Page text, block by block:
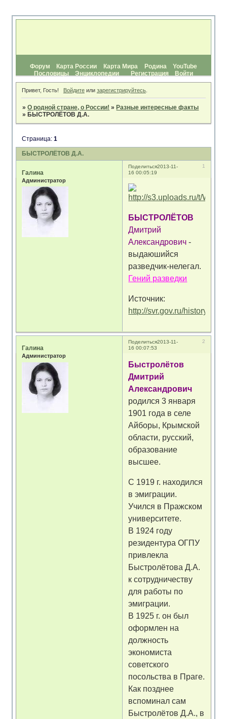
Форум Карта России Карта Мира Родина
YouTube
Пословицы
Энциклопедии Регистрация Войти
Привет, Гость! Войдитеили зарегистрируйтесь.
»О родной стране, о России! »Разные интересные факты
»БЫСТРОЛЁТОВ Д.А.
БЫСТРОЛЁТОВ Д.А.
Страница:1
Поделиться 1
2013-11-
16 00:05:19
Галина
Администратор
БЫСТРОЛЁТОВ
Дмитрий
Александрович -
выдаюшийся
разведчик-нелегал.
Гений разведки
Источник:
http://svr.gov.ru/history/
Поделиться 2
2013-11-
16 00:07:53
Галина
Администратор
Быстролётов
Дмитрий
Александрович
родился 3 января
1901 года в селе
Айборы, Крымской
области, русский,
образование
высшее.
С 1919 г. находился
в эмиграции.
Учился в Пражском
университете.
В 1924 году
резидентура ОГПУ
привлекла
Быстролётова Д.А.
к сотрудничеству
для работы по
эмиграции.
В 1925 г. он был
оформлен на
должность
экономиста
советского
посольства в Праге.
Как позднее
вспоминал сам
Быстролётов Д.А., в